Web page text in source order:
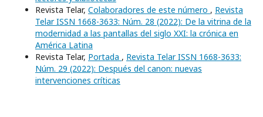
Revista Telar, Colaboradores de este número , Revista
Telar ISSN 1668-3633: Núm. 28 (2022): De la vitrina de la
modernidad a las pantallas del siglo XXI: la crónica en
América Latina
Revista Telar, Portada , Revista Telar ISSN 1668-3633:
Núm. 29 (2022): Después del canon: nuevas
intervenciones críticas